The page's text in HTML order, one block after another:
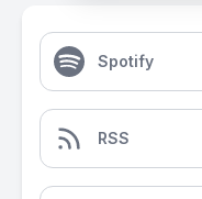
Spotify
RSS